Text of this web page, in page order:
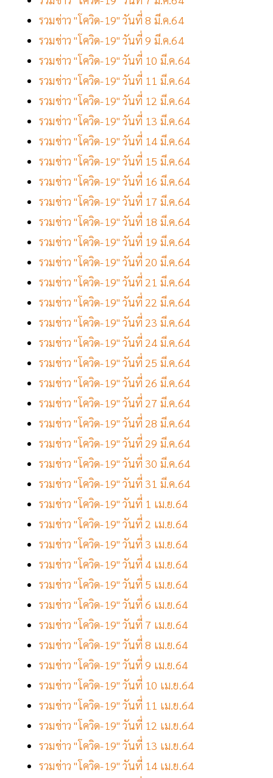
รวมข่าว "โควิด-19" วันที่ 8 มี.ค.64
รวมข่าว "โควิด-19" วันที่ 9 มี.ค.64
รวมข่าว "โควิด-19" วันที่ 10 มี.ค.64
รวมข่าว "โควิด-19" วันที่ 11 มี.ค.64
รวมข่าว "โควิด-19" วันที่ 12 มี.ค.64
รวมข่าว "โควิด-19" วันที่ 13 มี.ค.64
รวมข่าว "โควิด-19" วันที่ 14 มี.ค.64
รวมข่าว "โควิด-19" วันที่ 15 มี.ค.64
รวมข่าว "โควิด-19" วันที่ 16 มี.ค.64
รวมข่าว "โควิด-19" วันที่ 17 มี.ค.64
รวมข่าว "โควิด-19" วันที่ 18 มี.ค.64
รวมข่าว "โควิด-19" วันที่ 19 มี.ค.64
รวมข่าว "โควิด-19" วันที่ 20 มี.ค.64
รวมข่าว "โควิด-19" วันที่ 21 มี.ค.64
รวมข่าว "โควิด-19" วันที่ 22 มี.ค.64
รวมข่าว "โควิด-19" วันที่ 23 มี.ค.64
รวมข่าว "โควิด-19" วันที่ 24 มี.ค.64
รวมข่าว "โควิด-19" วันที่ 25 มี.ค.64
รวมข่าว "โควิด-19" วันที่ 26 มี.ค.64
รวมข่าว "โควิด-19" วันที่ 27 มี.ค.64
รวมข่าว "โควิด-19" วันที่ 28 มี.ค.64
รวมข่าว "โควิด-19" วันที่ 29 มี.ค.64
รวมข่าว "โควิด-19" วันที่ 30 มี.ค.64
รวมข่าว "โควิด-19" วันที่ 31 มี.ค.64
รวมข่าว "โควิด-19" วันที่ 1 เม.ย.64
รวมข่าว "โควิด-19" วันที่ 2 เม.ย.64
รวมข่าว "โควิด-19" วันที่ 3 เม.ย.64
รวมข่าว "โควิด-19" วันที่ 4 เม.ย.64
รวมข่าว "โควิด-19" วันที่ 5 เม.ย.64
รวมข่าว "โควิด-19" วันที่ 6 เม.ย.64
รวมข่าว "โควิด-19" วันที่ 7 เม.ย.64
รวมข่าว "โควิด-19" วันที่ 8 เม.ย.64
รวมข่าว "โควิด-19" วันที่ 9 เม.ย.64
รวมข่าว "โควิด-19" วันที่ 10 เม.ย.64
รวมข่าว "โควิด-19" วันที่ 11 เม.ย.64
รวมข่าว "โควิด-19" วันที่ 12 เม.ย.64
รวมข่าว "โควิด-19" วันที่ 13 เม.ย.64
รวมข่าว "โควิด-19" วันที่ 14 เม.ย.64